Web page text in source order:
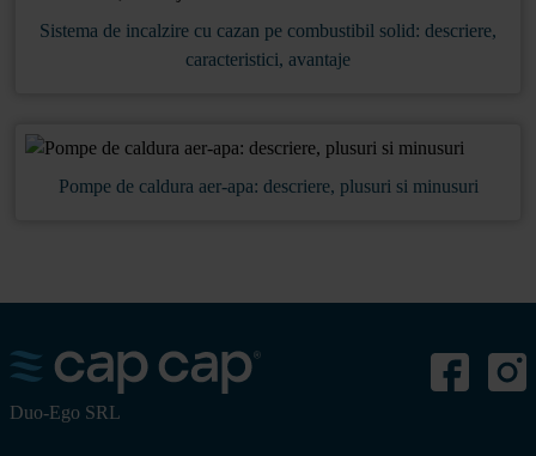
Sistema de incalzire cu cazan pe combustibil solid: descriere,
caracteristici, avantaje
Pompe de caldura aer-apa: descriere, plusuri si minusuri
Duo-Ego SRL